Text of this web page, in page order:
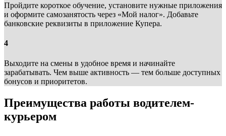
Пройдите короткое обучение, установите нужные приложения
и оформите самозанятость через «Мой налог». Добавьте
банковские реквизиты в приложение Купера.
4
Выходите на смены в удобное время и начинайте
зарабатывать. Чем выше активность — тем больше доступных
бонусов и приоритетов.
Преимущества работы водителем-
курьером